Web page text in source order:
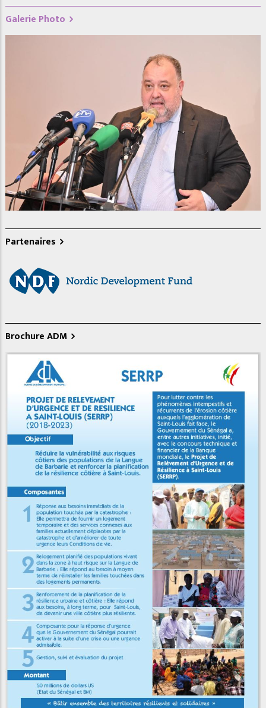
Galerie Photo
𝐥𝐞𝐬
A𝐭𝐞𝐥𝐢𝐞𝐫 𝐫𝐞́𝐠𝐢𝐨𝐧𝐚𝐥 𝐝’𝐞́𝐜𝐡𝐚𝐧𝐠𝐞𝐬 𝐞𝐭 𝐝𝐞 𝐜𝐚𝐩𝐢𝐭𝐚𝐥𝐢𝐬𝐚𝐭𝐢𝐨𝐧 𝐝𝐮
𝐝’𝐀𝐩𝐩𝐮𝐢 𝐚𝐮𝐱 𝐂𝐨𝐦𝐦𝐮𝐧𝐞𝐬 𝐞𝐭 𝐀𝐠𝐠𝐥𝐨𝐦𝐞́𝐫𝐚𝐭𝐢𝐨𝐧𝐬 𝐝𝐮 𝐒𝐞́𝐧𝐞́𝐠𝐚𝐥
(𝐏𝐀𝐂𝐀𝐒𝐄𝐍)
Partenaires
Brochure ADM